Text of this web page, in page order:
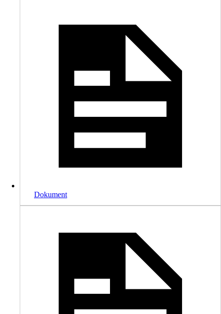
Dokument